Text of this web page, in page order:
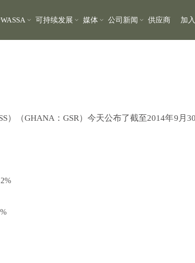
可持续发展 媒体 公司新闻 供应商 加
）（GHANA：GSR）今天公布了截至2014年9月